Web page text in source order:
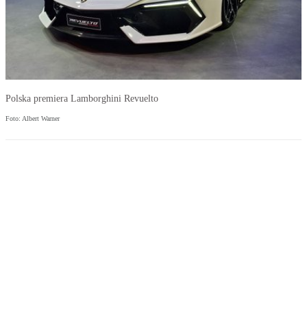
Polska premiera Lamborghini Revuelto
Foto: Albert Warner